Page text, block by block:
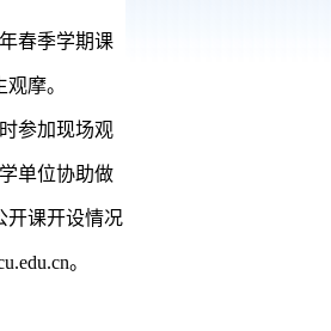
年春季学期课
摩。
参加现场观
单位协助做
开课开设情况
。